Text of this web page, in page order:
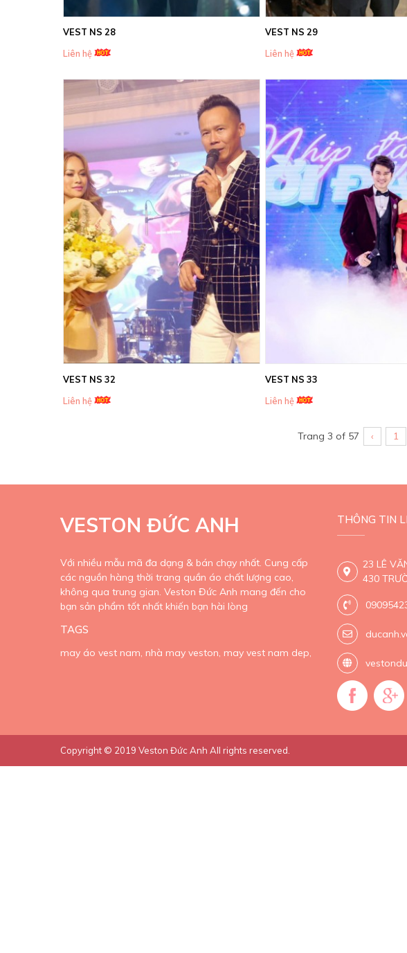
VEST NS 28
Liên hệ
VEST NS 29
Liên hệ
VEST NS 32
Liên hệ
VEST NS 33
Liên hệ
Trang 3 of 57 ‹ 1
VESTON ĐỨC ANH
Với nhiều mẫu mã đa dạng & bán chạy nhất. Cung cấp
các nguồn hàng thời trang quần áo chất lượng cao,
không qua trung gian. Veston Đức Anh mang đến cho
bạn sản phẩm tốt nhất khiến bạn hài lòng
TAGS
may áo vest nam, nhà may veston, may vest nam dep,
THÔNG TIN
23 LÊ
430
Copyright © 2019 Veston Đức Anh All rights reserved.